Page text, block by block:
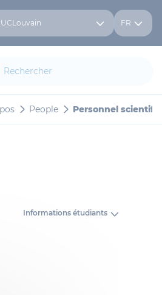
FR
People Personnel
Informations étudiants